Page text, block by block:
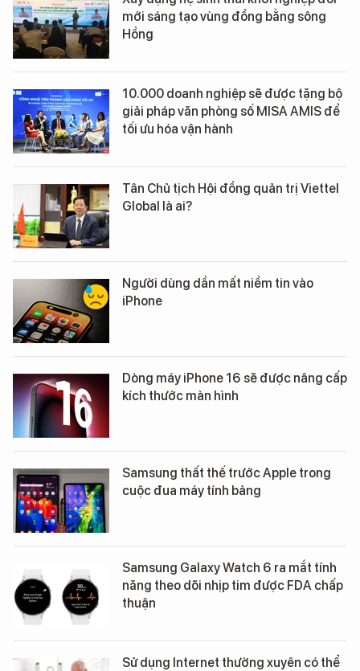
mới sáng tạo vùng đồng bằng sông
Hồng
10.000 doanh nghiệp sẽ được tặng bộ
giải pháp văn phòng số MISA AMIS để
tối ưu hóa vận hành
Tân Chủ tịch Hội đồng quản trị Viettel
Global là ai?
Người dùng dần mất niềm tin vào
iPhone
Dòng máy iPhone 16 sẽ được nâng cấp
kích thước màn hình
Samsung thất thế trước Apple trong
cuộc đua máy tính bảng
Samsung Galaxy Watch 6 ra mắt tính
năng theo dõi nhịp tim được FDA chấp
thuận
Sử dụng Internet thường xuyên có thể